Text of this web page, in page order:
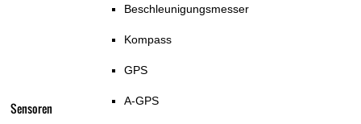
Sensoren
Beschleunigungsmesser
Kompass
GPS
A-GPS